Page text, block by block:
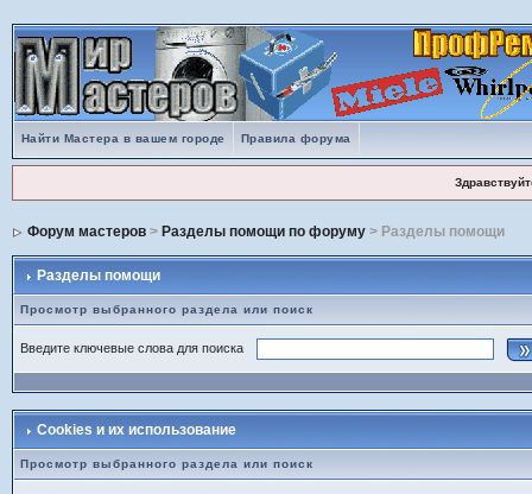
Найти Мастера в вашем городе Правила форума
Форум мастеров> Разделы помощи по форуму> Разделы помощи
Разделы помощи
Просмотр выбранного раздела или поиск
Введите ключевые слова для поиска
Cookies и их использование
Просмотр выбранного раздела или поиск